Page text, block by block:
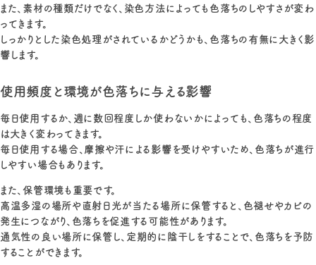
また、素材の種類だけでなく、染色方法によっても色落ちのしやすさが変わ
ってきます。
しっかりとした染色処理がされているかどうかも、色落ちの有無に大きく影
響します。
使用頻度と環境が色落ちに与える影響
毎日使用するか、週に数回程度しか使わないかによっても、色落ちの程度
は大きく変わってきます。
毎日使用する場合、摩擦や汗による影響を受けやすいため、色落ちが進行
しやすい場合もあります。
また、保管環境も重要です。
高温多湿の場所や直射日光が当たる場所に保管すると、色褪せやカビの
発生につながり、色落ちを促進する可能性があります。
通気性の良い場所に保管し、定期的に陰干しをすることで、色落ちを予防
することができます。